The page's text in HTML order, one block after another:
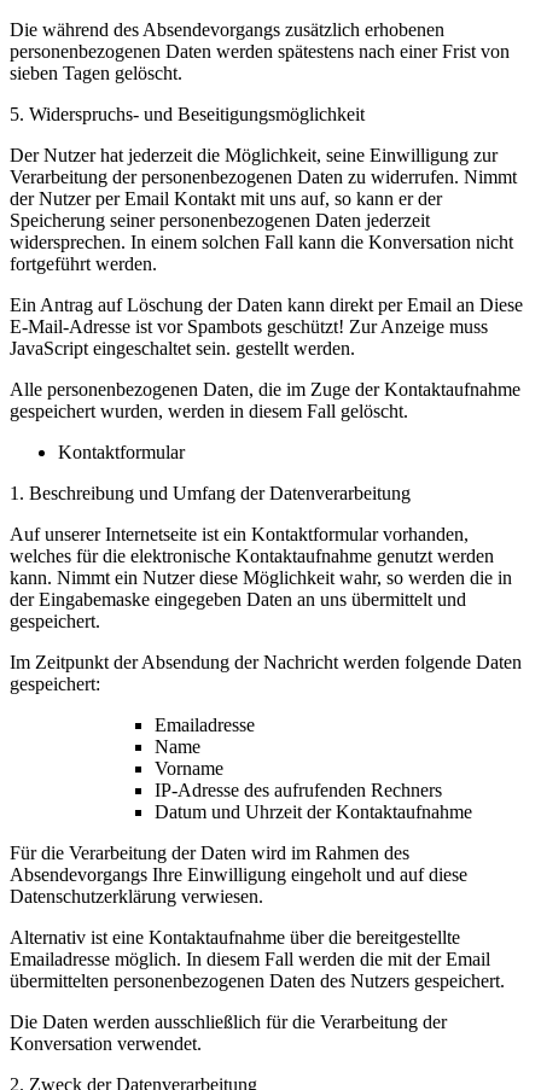
Die während des Absendevorgangs zusätzlich erhobenen
personenbezogenen Daten werden spätestens nach einer Frist von
sieben Tagen gelöscht.
5. Widerspruchs- und Beseitigungsmöglichkeit
Der Nutzer hat jederzeit die Möglichkeit, seine Einwilligung zur
Verarbeitung der personenbezogenen Daten zu widerrufen. Nimmt
der Nutzer per Email Kontakt mit uns auf, so kann er der
Speicherung seiner personenbezogenen Daten jederzeit
widersprechen. In einem solchen Fall kann die Konversation nicht
fortgeführt werden.
Ein Antrag auf Löschung der Daten kann direkt per Email an Diese
E-Mail-Adresse ist vor Spambots geschützt! Zur Anzeige muss
JavaScript eingeschaltet sein. gestellt werden.
Alle personenbezogenen Daten, die im Zuge der Kontaktaufnahme
gespeichert wurden, werden in diesem Fall gelöscht.
Kontaktformular
1. Beschreibung und Umfang der Datenverarbeitung
Auf unserer Internetseite ist ein Kontaktformular vorhanden,
welches für die elektronische Kontaktaufnahme genutzt werden
kann. Nimmt ein Nutzer diese Möglichkeit wahr, so werden die in
der Eingabemaske eingegeben Daten an uns übermittelt und
gespeichert.
Im Zeitpunkt der Absendung der Nachricht werden folgende Daten
gespeichert:
Emailadresse
Name
Vorname
IP-Adresse des aufrufenden Rechners
Datum und Uhrzeit der Kontaktaufnahme
Für die Verarbeitung der Daten wird im Rahmen des
Absendevorgangs Ihre Einwilligung eingeholt und auf diese
Datenschutzerklärung verwiesen.
Alternativ ist eine Kontaktaufnahme über die bereitgestellte
Emailadresse möglich. In diesem Fall werden die mit der Email
übermittelten personenbezogenen Daten des Nutzers gespeichert.
Die Daten werden ausschließlich für die Verarbeitung der
Konversation verwendet.
2. Zweck der Datenverarbeitung